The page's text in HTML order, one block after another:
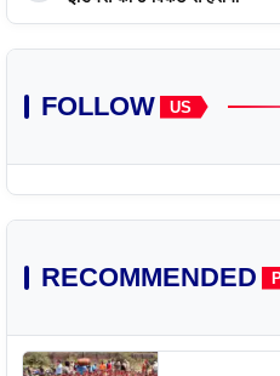
FOLLOW US
RECOMMENDED